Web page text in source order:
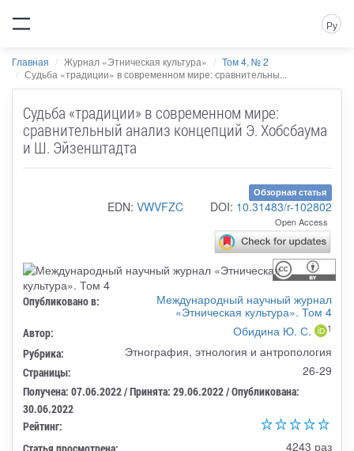
Ру
Главная Журнал «Этническая культура»
Том 4, № 2
Судьба «традиции» в современном мире: сравнительны...
Судьба «традиции» в современном мире:
сравнительный анализ концепций Э. Хобсбаума
и Ш. Эйзенштадта
Обзорная статья
EDN: VWVFZC DOI: 10.31483/r-102802
Open Access
Опубликовано в:
Международный научный журнал
«Этническая культура». Том 4
Автор: Обидина Ю. С. 1
Рубрика: Этнография, этнология и антропология
Страницы: 26-29
Получена: 07.06.2022 / Принята: 29.06.2022 / Опубликована:
30.06.2022
Рейтинг:
4243 раз